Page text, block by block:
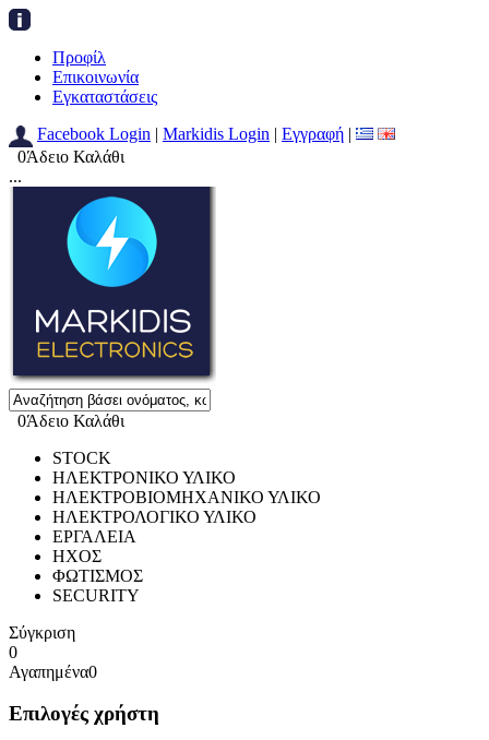
Προφίλ
Επικοινωνία
Εγκαταστάσεις
Facebook Login | Markidis Login | Εγγραφή |
0Άδειο Καλάθι
...
0Άδειο Καλάθι
STOCK
ΗΛΕΚΤΡΟΝΙΚΟ ΥΛΙΚΟ
ΗΛΕΚΤΡΟΒΙΟΜΗΧΑΝΙΚΟ ΥΛΙΚΟ
ΗΛΕΚΤΡΟΛΟΓΙΚΟ ΥΛΙΚΟ
ΕΡΓΑΛΕΙΑ
ΗΧΟΣ
ΦΩΤΙΣΜΟΣ
SECURITY
Σύγκριση
0
Αγαπημένα0
Επιλογές χρήστη